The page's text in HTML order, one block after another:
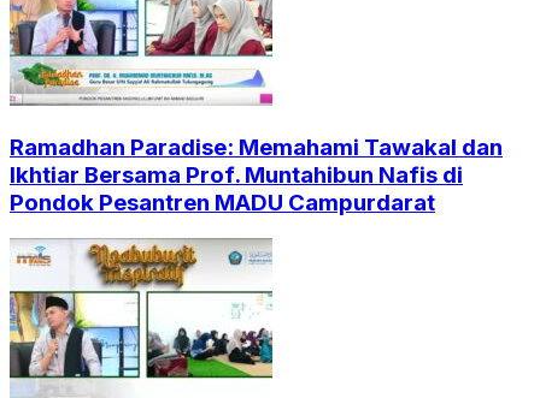
Ramadhan Paradise: Memahami Tawakal dan
Ikhtiar Bersama Prof. Muntahibun Nafis di
Pondok Pesantren MADU Campurdarat